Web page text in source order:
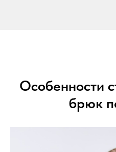
Особенности
брюк